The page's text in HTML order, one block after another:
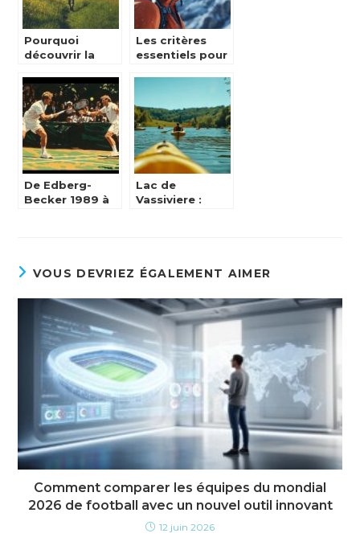
Pourquoi
découvrir la
pied est
l’aventure
idéale pour les
passionnés de
randonnée
Les critères
essentiels pour
dans une veste
polaire
De Edberg-
Becker 1989 à
Wimbledon
Lac de
Vassiviere :
l’alliance
culture et
outdoor
VOUS DEVRIEZ ÉGALEMENT AIMER
Comment comparer les équipes du mondial
2026 de football avec un nouvel outil innovant
12 juin 2026